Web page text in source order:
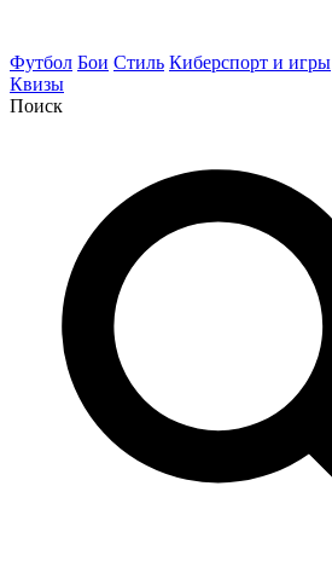
Футбол Бои Стиль Киберспорт и игры
Квизы
Поиск